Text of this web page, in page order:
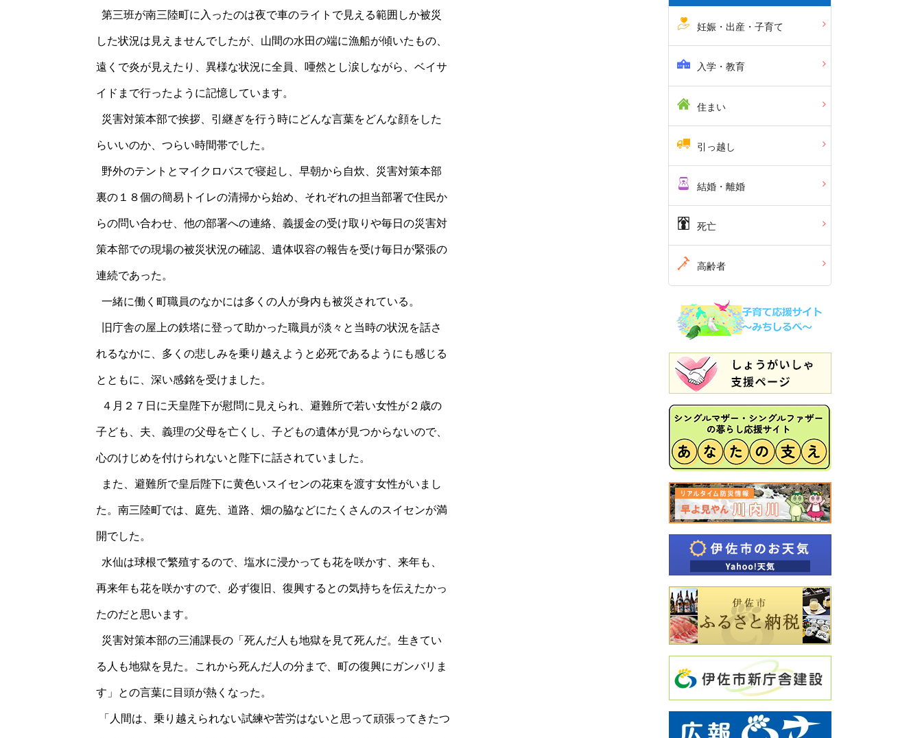
第三班が南三陸町に入ったのは夜で車のライトで見える範囲しか被災
した状況は見えませんでしたが、山間の水田の端に漁船が傾いたもの、
遠くで炎が見えたり、異様な状況に全員、唖然とし涙しながら、ベイサ
イドまで行ったように記憶しています。
災害対策本部で挨拶、引継ぎを行う時にどんな言葉をどんな顔をした
らいいのか、つらい時間帯でした。
野外のテントとマイクロバスで寝起し、早朝から自炊、災害対策本部
裏の１８個の簡易トイレの清掃から始め、それぞれの担当部署で住民か
らの問い合わせ、他の部署への連絡、義援金の受け取りや毎日の災害対
策本部での現場の被災状況の確認、遺体収容の報告を受け毎日が緊張の
連続であった。
一緒に働く町職員のなかには多くの人が身内も被災されている。
旧庁舎の屋上の鉄塔に登って助かった職員が淡々と当時の状況を話さ
れるなかに、多くの悲しみを乗り越えようと必死であるようにも感じる
とともに、深い感銘を受けました。
４月２７日に天皇陛下が慰問に見えられ、避難所で若い女性が２歳の
子ども、夫、義理の父母を亡くし、子どもの遺体が見つからないので、
心のけじめを付けられないと陛下に話されていました。
また、避難所で皇后陛下に黄色いスイセンの花束を渡す女性がいまし
た。南三陸町では、庭先、道路、畑の脇などにたくさんのスイセンが満
開でした。
水仙は球根で繁殖するので、塩水に浸かっても花を咲かす、来年も、
再来年も花を咲かすので、必ず復旧、復興するとの気持ちを伝えたかっ
たのだと思います。
災害対策本部の三浦課長の「死んだ人も地獄を見て死んだ。生きてい
る人も地獄を見た。これから死んだ人の分まで、町の復興にガンバリま
す」との言葉に目頭が熱くなった。
「人間は、乗り越えられない試練や苦労はないと思って頑張ってきたつ
妊娠・出産・子育て
入学・教育
住まい
引っ越し
結婚・離婚
死亡
高齢者